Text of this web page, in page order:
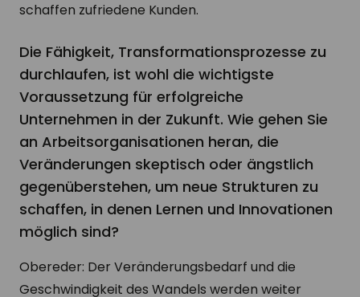
schaffen zufriedene Kunden.
Die Fähigkeit, Transformationsprozesse zu
durchlaufen, ist wohl die wichtigste
Voraussetzung für erfolgreiche
Unternehmen in der Zukunft. Wie gehen Sie
an Arbeitsorganisationen heran, die
Veränderungen skeptisch oder ängstlich
gegenüberstehen, um neue Strukturen zu
schaffen, in denen Lernen und Innovationen
möglich sind?
Obereder: Der Veränderungsbedarf und die
Geschwindigkeit des Wandels werden weiter